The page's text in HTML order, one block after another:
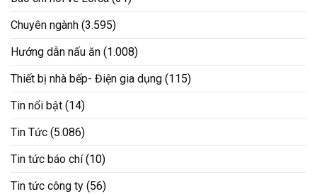
Chuyên ngành (3.595)
Hướng dẫn nấu ăn (1.008)
Thiết bị nhà bếp- Điện gia dụng (115)
Tin nổi bật (14)
Tin Tức (5.086)
Tin tức báo chí(10)
Tin tức công ty (56)